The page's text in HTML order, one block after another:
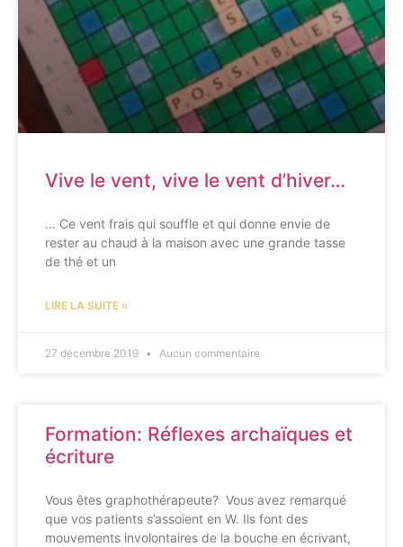
Vive le vent, vive le vent d’hiver…
… Ce vent frais qui souffle et qui donne envie de
rester au chaud à la maison avec une grande tasse
de thé et un
LIRE LA SUITE »
27 décembre 2019 Aucun commentaire
Formation: Réflexes archaïques et
écriture
Vous êtes graphothérapeute? Vous avez remarqué
que vos patients s’assoient en W. Ils font des
mouvements involontaires de la bouche en écrivant,